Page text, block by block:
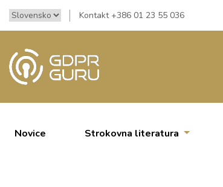
Kontakt +386 01 23 55 036
Novice Strokovna literatura